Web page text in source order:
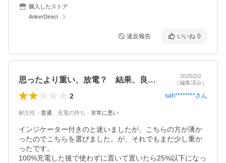
購入したストア
AnkerDirect
違反報告 いいね 0
思ったより重い、放電？ 結果、良品交換
2025/2/2
（編集済み）
2 sah********さん
耐久性 ： 普通 充電の持ち ： 非常に悪い
インジケーター付きのと迷いましたが、こちらの方が薄か
ったのでこちらを選びました。が、それでもまだ少し重か
ったです。
100%充電した後で使わずに置いて置いたら25%以下になっ